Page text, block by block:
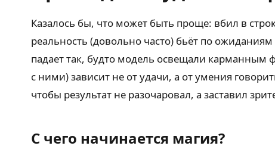
Казалось бы, что может быть проще: вбил в
реальность (довольно часто) бьёт по
падает так, будто модель освещали карманным
с ними) зависит не от удачи, а от умения
чтобы результат не разочаровал, а заставил
С чего начинается магия?